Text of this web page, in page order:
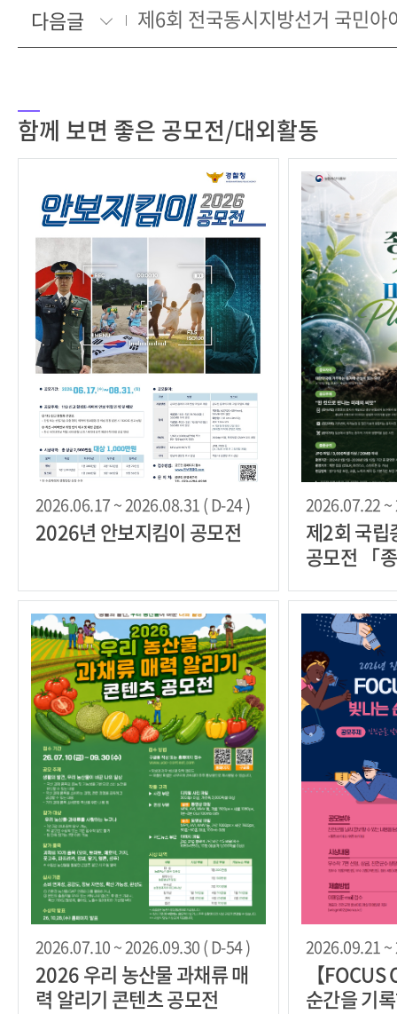
다음글
함께 보면 좋은 공모전/대외활동
2026.06.17 ~ 2026.08.31 ( D-24 )
2026년 안보지킴이 공모전
2026.07.22 ~
제2회 국립
공모전 「
2026.07.10 ~ 2026.09.30 ( D-54 )
2026 우리 농산물 과채류 매
력 알리기 콘텐츠 공모전
2026.09.21 ~
【
순간을 기